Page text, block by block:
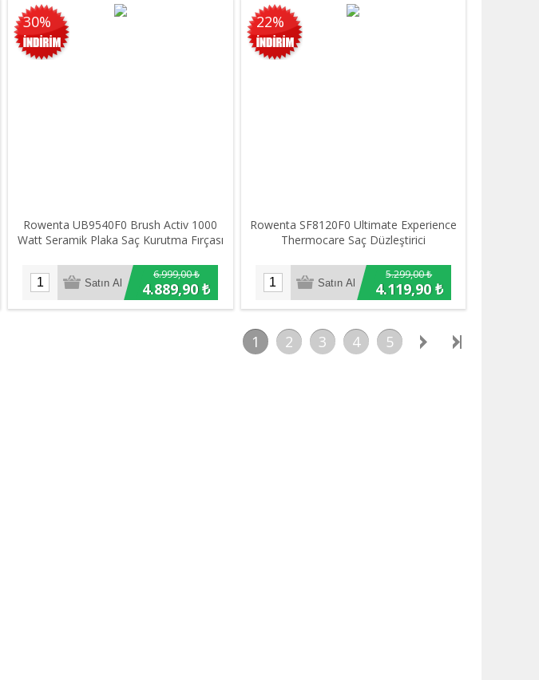
30%
Rowenta UB9540F0 Brush Activ 1000
Watt Seramik Plaka Saç Kurutma Fırçası
6.999,00 ₺
4.889,90 ₺
22%
Rowenta SF8120F0 Ultimate Experience
Thermocare Saç Düzleştirici
5.299,00 ₺
4.119,90 ₺
1 2 3 4 5